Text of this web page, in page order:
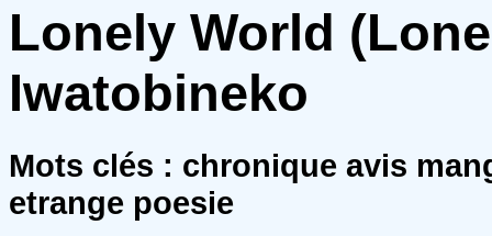
Lonely World
Iwatobineko
Mots clés : chronique avis
etrange poesie